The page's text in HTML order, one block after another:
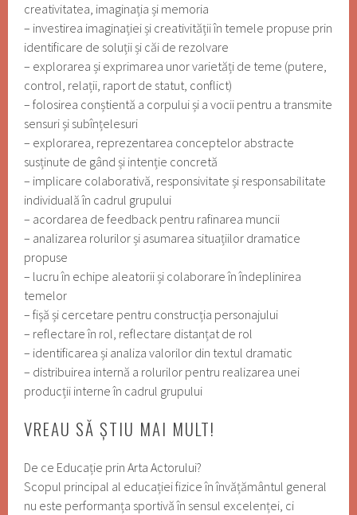
creativitatea, imaginația și memoria
– investirea imaginației și creativității în temele propuse prin
identificare de soluții și căi de rezolvare
– explorarea și exprimarea unor varietăți de teme (putere,
control, relații, raport de statut, conflict)
– folosirea conștientă a corpului și a vocii pentru a transmite
sensuri și subînțelesuri
– explorarea, reprezentarea conceptelor abstracte
susținute de gând și intenție concretă
– implicare colaborativă, responsivitate și responsabilitate
individuală în cadrul grupului
– acordarea de feedback pentru rafinarea muncii
– analizarea rolurilor și asumarea situațiilor dramatice
propuse
– lucru în echipe aleatorii și colaborare în îndeplinirea
temelor
– fișă și cercetare pentru construcția personajului
– reflectare în rol, reflectare distanțat de rol
– identificarea și analiza valorilor din textul dramatic
– distribuirea internă a rolurilor pentru realizarea unei
producții interne în cadrul grupului
VREAU SĂ ȘTIU MAI MULT!
De ce Educație prin Arta Actorului?
Scopul principal al educației fizice în învățământul general
nu este performanța sportivă în sensul excelenței, ci